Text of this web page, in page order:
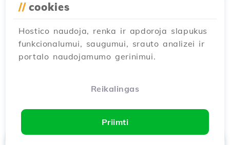
// cookies
Hostico naudoja, renka ir apdoroja slapukus
funkcionalumui, saugumui, srauto analizei ir
portalo naudojamumo gerinimui.
Reikalingas
Priimti